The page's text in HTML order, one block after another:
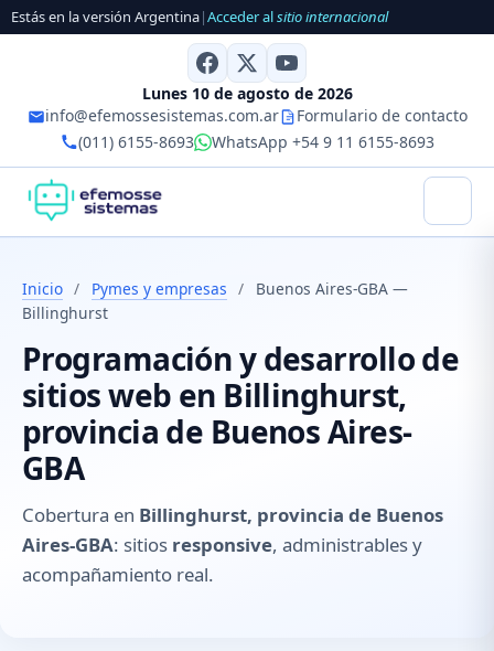
Estás en la versión Argentina|Acceder alsitio internacional
Lunes 10 de agosto de 2026
info@efemossesistemas.com.ar
Formulario de contacto
(011) 6155-8693
WhatsApp +54 9 11 6155-8693
Inicio / Pymes y empresas /
Buenos Aires-GBA —
Billinghurst
Programación y desarrollo de
sitios web en Billinghurst,
provincia de Buenos Aires-
GBA
Cobertura en Billinghurst, provincia de Buenos
Aires-GBA: sitios responsive, administrables y
acompañamiento real.